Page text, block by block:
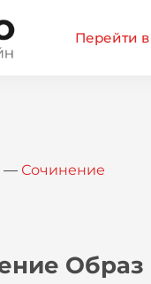
Перейти в
— Сочинение
Образ